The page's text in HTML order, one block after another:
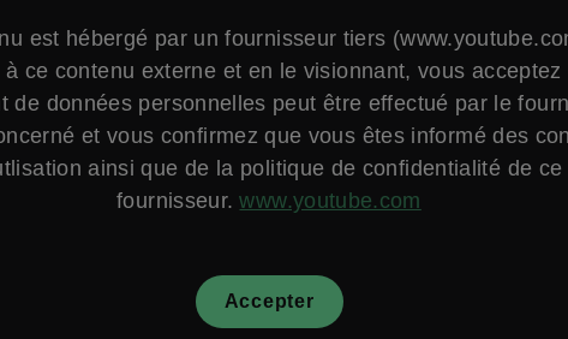
est hébergé par un fournisseur tiers
à ce contenu externe et en le visionnant, vous acceptez
de données personnelles peut être effectué par le
et vous confirmez que vous êtes informé des
ainsi que de la politique de confidentialité de ce
fournisseur. www.youtube.com
Accepter